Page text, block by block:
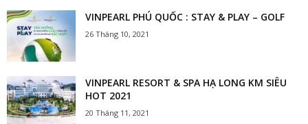
VINPEARL PHÚ QUỐC : STAY & PLAY – GOLF
26 Tháng 10, 2021
VINPEARL RESORT & SPA HẠ LONG KM SIÊU
HOT 2021
20 Tháng 11, 2021